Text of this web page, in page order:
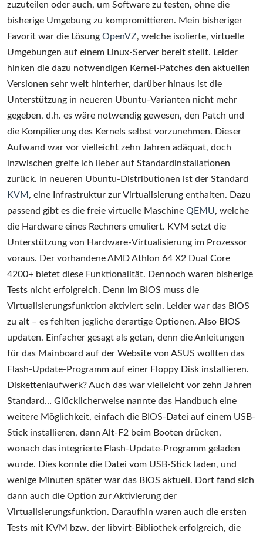
zuzuteilen oder auch, um Software zu testen, ohne die
bisherige Umgebung zu kompromittieren. Mein bisheriger
Favorit war die Lösung OpenVZ, welche isolierte, virtuelle
Umgebungen auf einem Linux-Server bereit stellt. Leider
hinken die dazu notwendigen Kernel-Patches den aktuellen
Versionen sehr weit hinterher, darüber hinaus ist die
Unterstützung in neueren Ubuntu-Varianten nicht mehr
gegeben, d.h. es wäre notwendig gewesen, den Patch und
die Kompilierung des Kernels selbst vorzunehmen. Dieser
Aufwand war vor vielleicht zehn Jahren adäquat, doch
inzwischen greife ich lieber auf Standardinstallationen
zurück. In neueren Ubuntu-Distributionen ist der Standard
KVM , eine Infrastruktur zur Virtualisierung enthalten. Dazu
passend gibt es die freie virtuelle Maschine QEMU, welche
die Hardware eines Rechners emuliert. KVM setzt die
Unterstützung von Hardware-Virtualisierung im Prozessor
voraus. Der vorhandene AMD Athlon 64 X2 Dual Core
4200+ bietet diese Funktionalität. Dennoch waren bisherige
Tests nicht erfolgreich. Denn im BIOS muss die
Virtualisierungsfunktion aktiviert sein. Leider war das BIOS
zu alt – es fehlten jegliche derartige Optionen. Also BIOS
updaten. Einfacher gesagt als getan, denn die Anleitungen
für das Mainboard auf der Website von ASUS wollten das
Flash-Update-Programm auf einer Floppy Disk installieren.
Diskettenlaufwerk? Auch das war vielleicht vor zehn Jahren
Standard… Glücklicherweise nannte das Handbuch eine
weitere Möglichkeit, einfach die BIOS-Datei auf einem USB-
Stick installieren, dann Alt-F2 beim Booten drücken,
wonach das integrierte Flash-Update-Programm geladen
wurde. Dies konnte die Datei vom USB-Stick laden, und
wenige Minuten später war das BIOS aktuell. Dort fand sich
dann auch die Option zur Aktivierung der
Virtualisierungsfunktion. Daraufhin waren auch die ersten
Tests mit KVM bzw. der libvirt-Bibliothek erfolgreich, die